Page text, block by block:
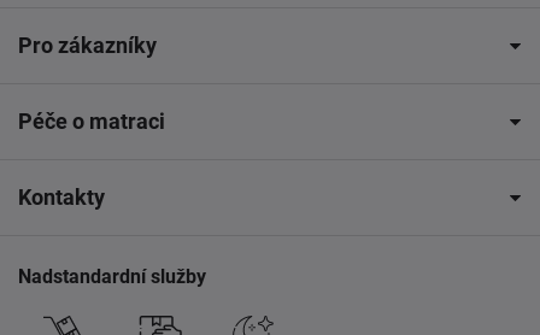
Pro zákazníky
Péče o matraci
Kontakty
Nadstandardní služby